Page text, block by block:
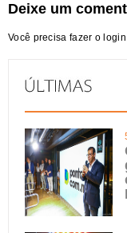
Deixe um
Você precisa fazer o login